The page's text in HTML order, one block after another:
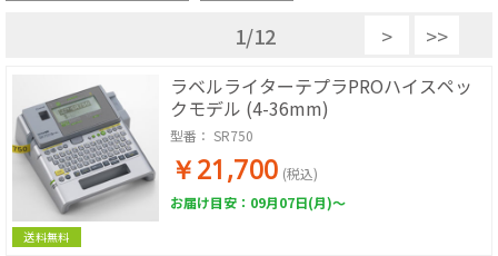
1/12 > >>
送料無料
ラベルライターテプラPROハイスペッ
クモデル (4-36mm)
型番： SR750
￥21,700 (税込)
お届け目安：09月07日(月)～